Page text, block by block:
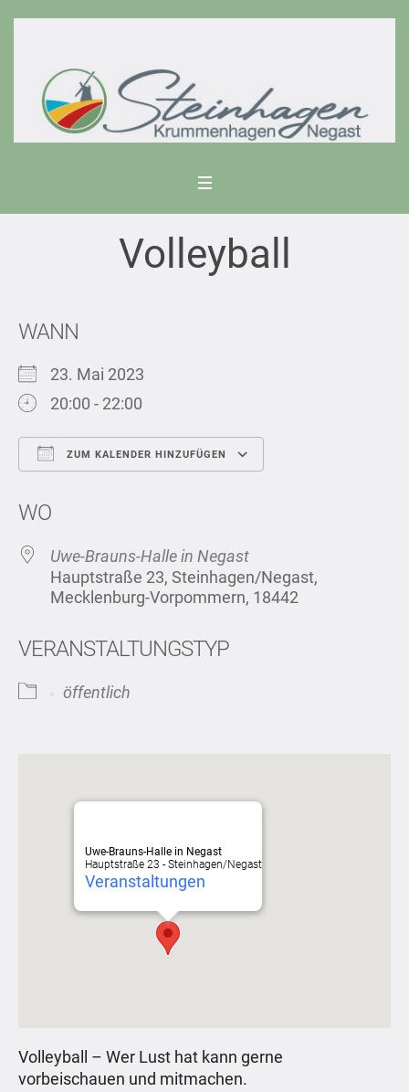
Volleyball
WANN
23. Mai 2023
20:00 - 22:00
ZUM KALENDER HINZUFÜGEN
WO
Uwe-Brauns-Halle in Negast
Hauptstraße 23, Steinhagen/Negast,
Mecklenburg-Vorpommern, 18442
VERANSTALTUNGSTYP
öffentlich
Uwe-Brauns-Halle in Negast
Hauptstraße 23 - Steinhagen/Negast
Veranstaltungen
Volleyball – Wer Lust hat kann gerne
vorbeischauen und mitmachen.